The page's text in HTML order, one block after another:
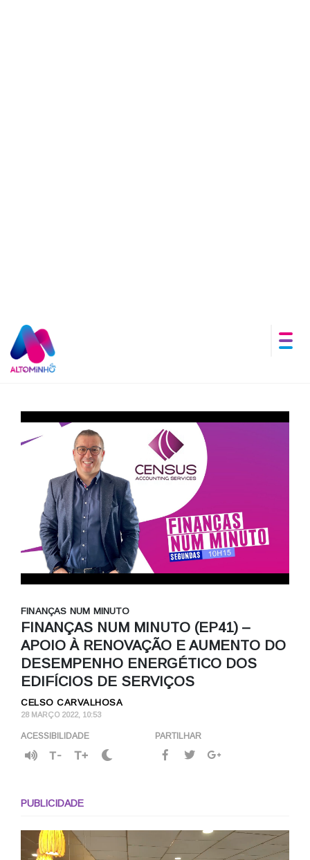
FINANÇAS NUM MINUTO
FINANÇAS NUM MINUTO (EP41) –
APOIO À RENOVAÇÃO E AUMENTO DO
DESEMPENHO ENERGÉTICO DOS
EDIFÍCIOS DE SERVIÇOS
CELSO CARVALHOSA
28 MARÇO 2022, 10:53
ACESSIBILIDADE
T- T+
PARTILHAR
PUBLICIDADE